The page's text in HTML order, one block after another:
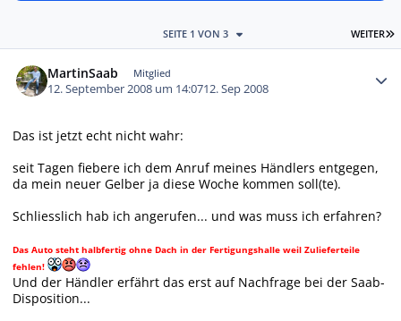
WEITER
SEITE 1 VON 3
MartinSaab Mitglied
12. September 2008 um 14:0712. Sep 2008
Das ist jetzt echt nicht wahr:
seit Tagen fiebere ich dem Anruf meines Händlers entgegen,
da mein neuer Gelber ja diese Woche kommen soll(te).
Schliesslich hab ich angerufen... und was muss ich erfahren?
Das Auto steht halbfertig ohne Dach in der Fertigungshalle weil Zulieferteile
fehlen!
Und der Händler erfährt das erst auf Nachfrage bei der Saab-
Disposition...